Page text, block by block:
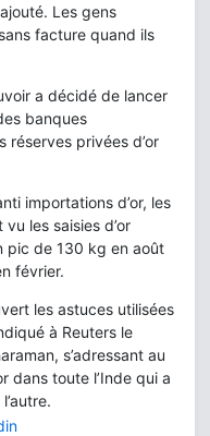
Les gens
facture quand ils
a décidé de lancer
banques
réserves privées d’or
importations d’or, les
les saisies d’or
pic de 130 kg en août
février.
les astuces utilisées
à Reuters le
s’adressant au
dans toute l’Inde qui a